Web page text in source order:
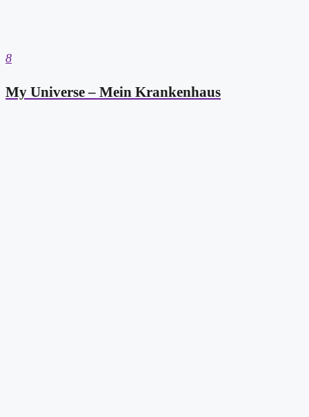
8
My Universe – Mein Krankenhaus